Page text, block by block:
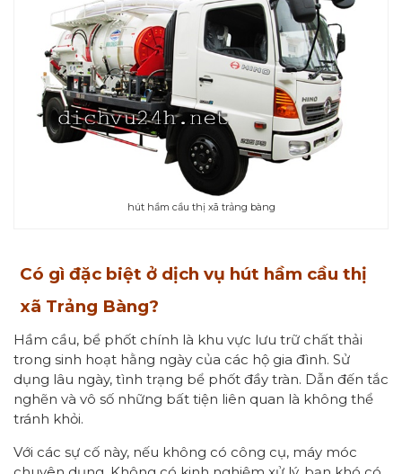
hút hầm cầu thị xã trảng bàng
Có gì đặc biệt ở dịch vụ hút hầm cầu thị
xã Trảng Bàng?
Hầm cầu, bể phốt chính là khu vực lưu trữ chất thải
trong sinh hoạt hằng ngày của các hộ gia đình. Sử
dụng lâu ngày, tình trạng bể phốt đầy tràn. Dẫn đến tắc
nghẽn và vô số những bất tiện liên quan là không thể
tránh khỏi.
Với các sự cố này, nếu không có công cụ, máy móc